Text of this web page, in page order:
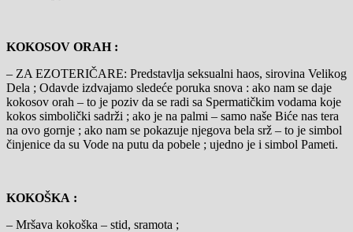
KOKOSOV ORAH :
– ZA EZOTERIČARE: Predstavlja seksualni haos, sirovina Velikog
Dela ; Odavde izdvajamo sledeće poruka snova : ako nam se daje
kokosov orah – to je poziv da se radi sa Spermatičkim vodama koje
kokos simbolički sadrži ; ako je na palmi – samo naše Biće nas tera
na ovo gornje ; ako nam se pokazuje njegova bela srž – to je simbol
činjenice da su Vode na putu da pobele ; ujedno je i simbol Pameti.
KOKOŠKA :
– Mršava kokoška – stid, sramota ;